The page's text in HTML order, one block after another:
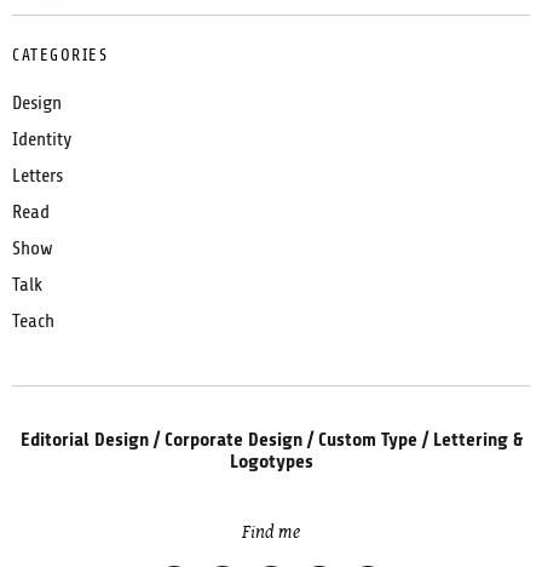
CATEGORIES
Design
Identity
Letters
Read
Show
Talk
Teach
Editorial Design / Corporate Design / Custom Type / Lettering &
Logotypes
Find me